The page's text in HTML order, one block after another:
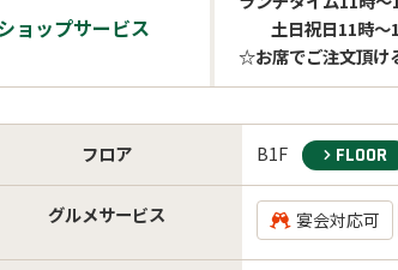
ョップサービス
☆お席でご注文頂け
フロア B1F FLOOR
グルメサービス 宴会対応可